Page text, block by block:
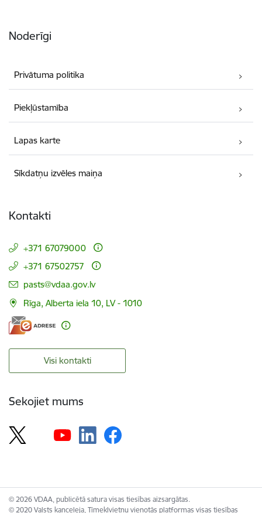
Noderīgi
Privātuma politika
Piekļūstamība
Lapas karte
Sīkdatņu izvēles maiņa
Kontakti
+371 67079000
+371 67502757
E-pasts:
pasts@vdaa.gov.lv
Rīga, Alberta iela 10, LV - 1010
Visi kontakti
Sekojiet mums
© 2026 VDAA, publicētā satura visas tiesības aizsargātas.
© 2020 Valsts kanceleja, Tīmekļvietņu vienotās platformas visas tiesības